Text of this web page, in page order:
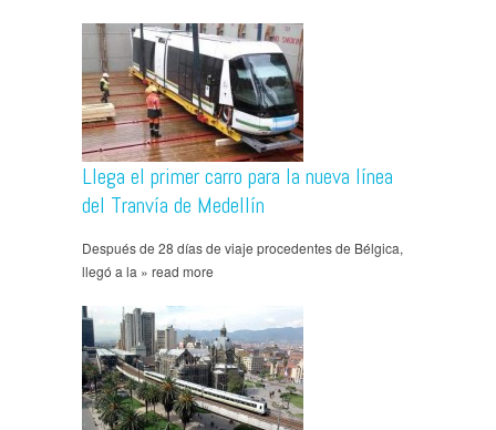
Llega el primer carro para la nueva línea
del Tranvía de Medellín
Después de 28 días de viaje procedentes de Bélgica,
llegó a la » read more